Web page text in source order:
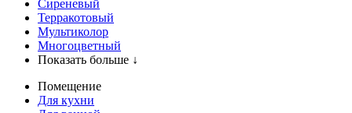
Сиреневый
Терракотовый
Мультиколор
Многоцветный
Показать больше ↓
Помещение
Для кухни